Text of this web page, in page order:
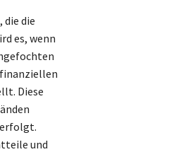
die
es, wenn
Diese
und